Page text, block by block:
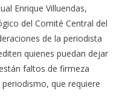
Enrique Villuendas,
del Comité Central del
de la periodista
quienes puedan dejar
faltos de firmeza
que requiere